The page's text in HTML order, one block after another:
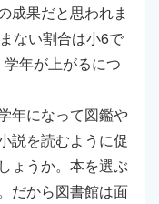
成果だと思われま
ない割合は小6で
年が上がるにつ
年になって図鑑や
説を読むように促
ょうか。本を選ぶ
だから図書館は面